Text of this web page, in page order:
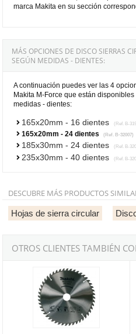
marca Makita en su sección
MÁS OPCIONES DE DISCO SIERRAS
SEGÚN MEDIDAS - DIENTES:
A continuación puedes ver las 4
Makita M-Force que están
medidas - dientes:
165x20mm - 16 dientes (Ref. B-
165x20mm - 24 dientes (Ref. B-32007)
185x30mm - 24 dientes (Ref. B-
235x30mm - 40 dientes (Ref. B-
DESCUBRE MÁS PRODUCTOS
Hojas de sierra circular
OTROS CLIENTES TAMBIÉN
Disco sierras circulares Makita